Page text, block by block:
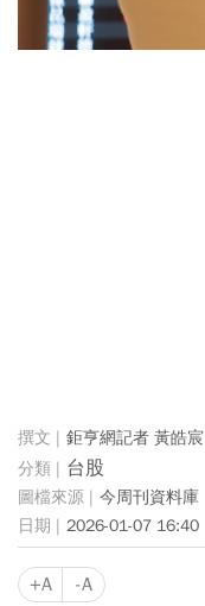
鉅亨網記者 黃皓宸
台股
今周刊資料庫
2026-01-07 16:40
+A -A